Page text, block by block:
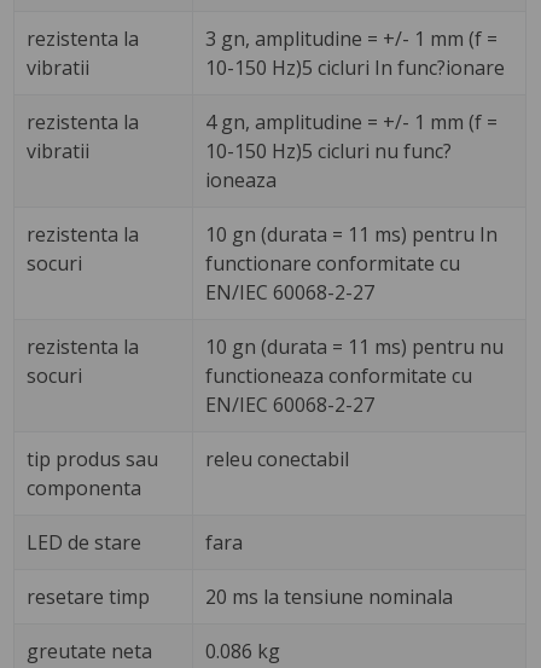
rezistenta la
vibratii
3 gn, amplitudine = +/- 1 mm (f =
10-150 Hz)5 cicluri In func?ionare
rezistenta la
vibratii
4 gn, amplitudine = +/- 1 mm (f =
10-150 Hz)5 cicluri nu func?
ioneaza
rezistenta la
socuri
10 gn (durata = 11 ms) pentru In
functionare conformitate cu
EN/IEC 60068-2-27
rezistenta la
socuri
10 gn (durata = 11 ms) pentru nu
functioneaza conformitate cu
EN/IEC 60068-2-27
tip produs sau
componenta
releu conectabil
LED de stare fara
resetare timp 20 ms la tensiune nominala
greutate neta 0.086 kg